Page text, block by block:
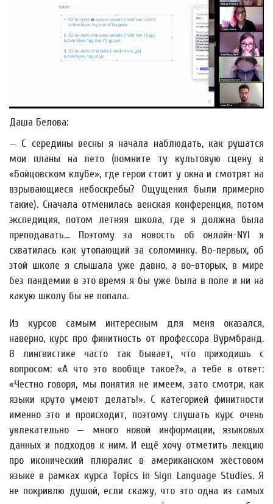
Даша Белова:
— С середины весны я начала наблюдать, как рушатся
мои планы на лето (помните ту культовую сцену в
«Бойцовском клубе», где герои стоит у окна и смотрят на
взрывающиеся небоскребы? Ощущения были примерно
такие). Сначала отменилась венская конференция, потом
экспедиция, потом летняя школа, где я должна была
преподавать... Поэтому за новость об онлайн-NYI я
схватилась как утопающий за соломинку. Во-первых, об
этой школе я слышала уже давно, а во-вторых, в мире
без пандемии в это время я бы уже была в поле и ни на
какую школу бы не попала.
Из курсов самым интересным для меня оказался,
наверно, курс про финитность от профессора Вурмбранд.
В лингвистике часто так бывает, что приходишь с
вопросом: «А что это вообще такое?», а тебе в ответ:
«Честно говоря, мы понятия не имеем, зато смотри, как
языки круто умеют делать!». С категорией финитности
именно это и происходит, поэтому слушать курс очень
увлекательно — много новой информации, языковых
данных и подходов к ним. И ещё хочу отметить лекцию
про иконический плюралис в американском жестовом
языке в рамках курса Topics in Sign Language Studies. Я
не покривлю душой, если скажу, что это одна из самых